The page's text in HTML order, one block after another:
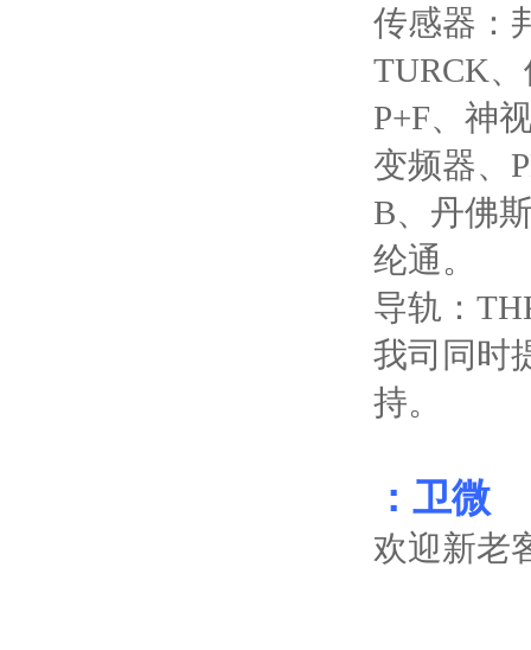
传感器：
TURCK
P+F、神
变频器、
B、丹佛
纶通。
导轨：
我司同时
持。
：卫
欢迎新老